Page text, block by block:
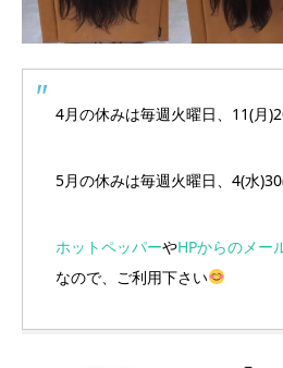
4月の休みは毎週火曜日、11(月
5月の休みは毎週火曜日、4(水
ホットペッパーやHPからのメー
なので、ご利用下さい